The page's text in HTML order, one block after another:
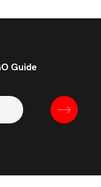
Guide